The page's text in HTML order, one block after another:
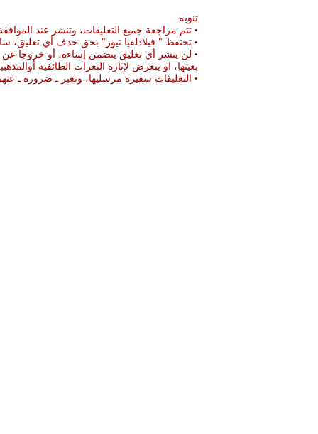
تنويه
• تتم مراجعة جميع التعليقات، وتنشر عند
• تحتفظ " فيلادلفيا نيوز" بحق حذف أي تعليق،
• لن ينشر أي تعليق يتضمن إساءة، أو خروجا عن
بعينها، او يتعرض لإثارة النعرات الطائفية
• التعليقات سفيرة مرسليها، وتعبر ـ ضرورة